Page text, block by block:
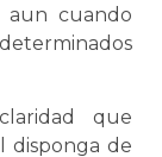
aun cuando
que
disponga de